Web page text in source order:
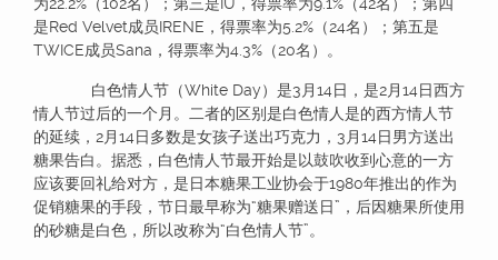
为22.2%（102名）；第三是IU，得票率为9.1%（42名）；第四
是Red Velvet成员IRENE，得票率为5.2%（24名）；第五是
TWICE成员Sana，得票率为4.3%（20名）。
白色情人节（White Day）是3月14日，是2月14日西方
情人节过后的一个月。二者的区别是白色情人是的西方情人节
的延续，2月14日多数是女孩子送出巧克力，3月14日男方送出
糖果告白。据悉，白色情人节最开始是以鼓吹收到心意的一方
应该要回礼给对方，是日本糖果工业协会于1980年推出的作为
促销糖果的手段，节日最早称为“糖果赠送日”，后因糖果所使用
的砂糖是白色，所以改称为“白色情人节”。